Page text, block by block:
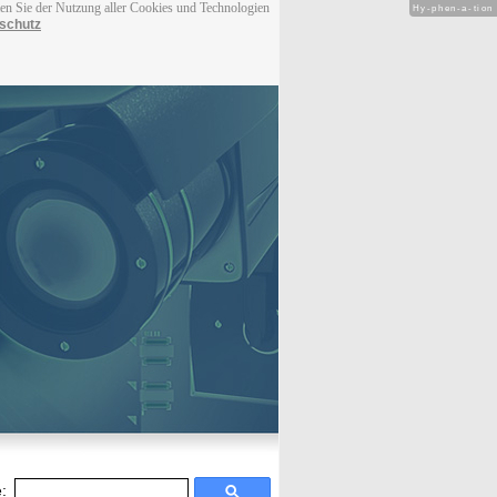
Sie der Nutzung aller Cookies und Technologien
Hy-phen-a-tion